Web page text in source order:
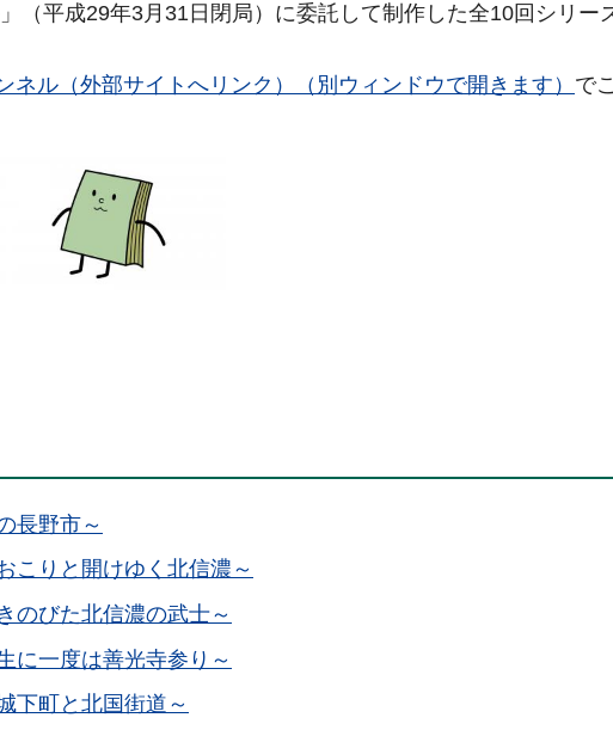
（平成29年3月31日閉局）に委託して制作した全10回シリー
ネル（外部サイトへリンク）（別ウィンドウで開きます） で
長野市～
こりと開けゆく北信濃～
のびた北信濃の武士～
に一度は善光寺参り～
下町と北国街道～